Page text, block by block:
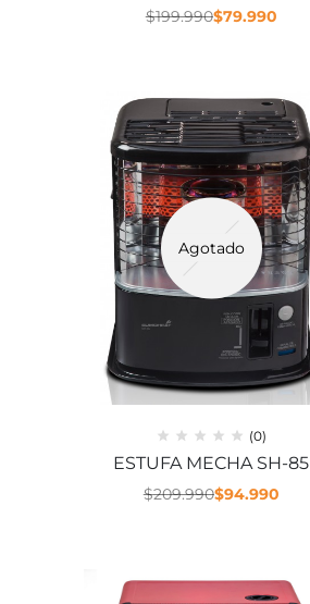
$199.990$79.990
Agotado
(0)
ESTUFA MECHA SH-85
$209.990$94.990